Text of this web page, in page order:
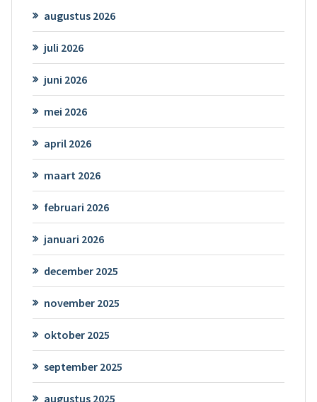
augustus 2026
juli 2026
juni 2026
mei 2026
april 2026
maart 2026
februari 2026
januari 2026
december 2025
november 2025
oktober 2025
september 2025
augustus 2025